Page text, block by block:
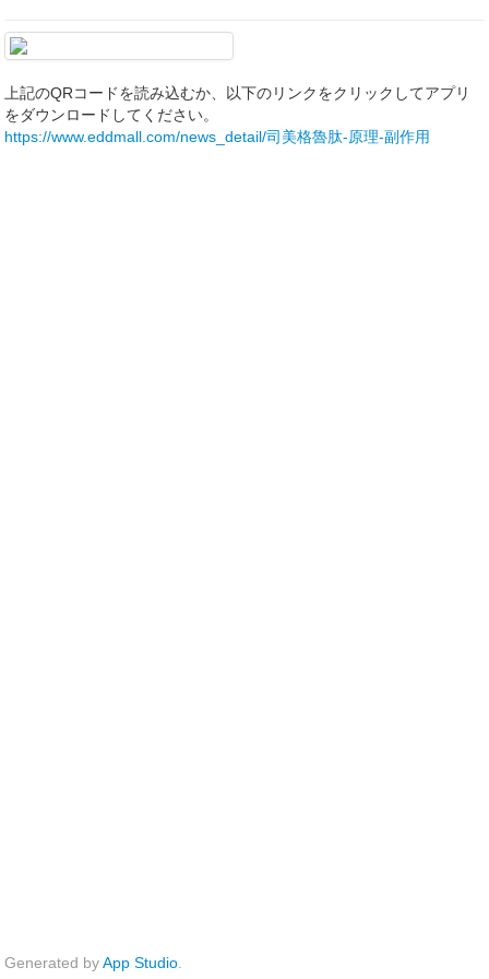
上記のQRコードを読み込むか、以下のリンクをクリックしてアプリ
をダウンロードしてください。
https://www.eddmall.com/news_detail/司美格魯肽-原理-副作用
Generated byApp Studio